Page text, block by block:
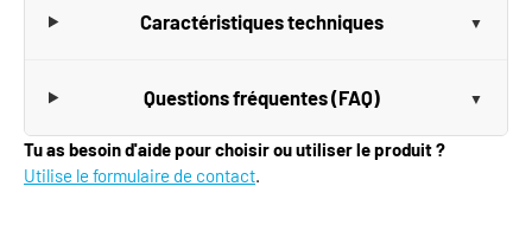
Caractéristiques techniques
Questions fréquentes (FAQ)
Tu as besoin d'aide pour choisir ou utiliser le produit ?
Utilise le formulaire de contact.